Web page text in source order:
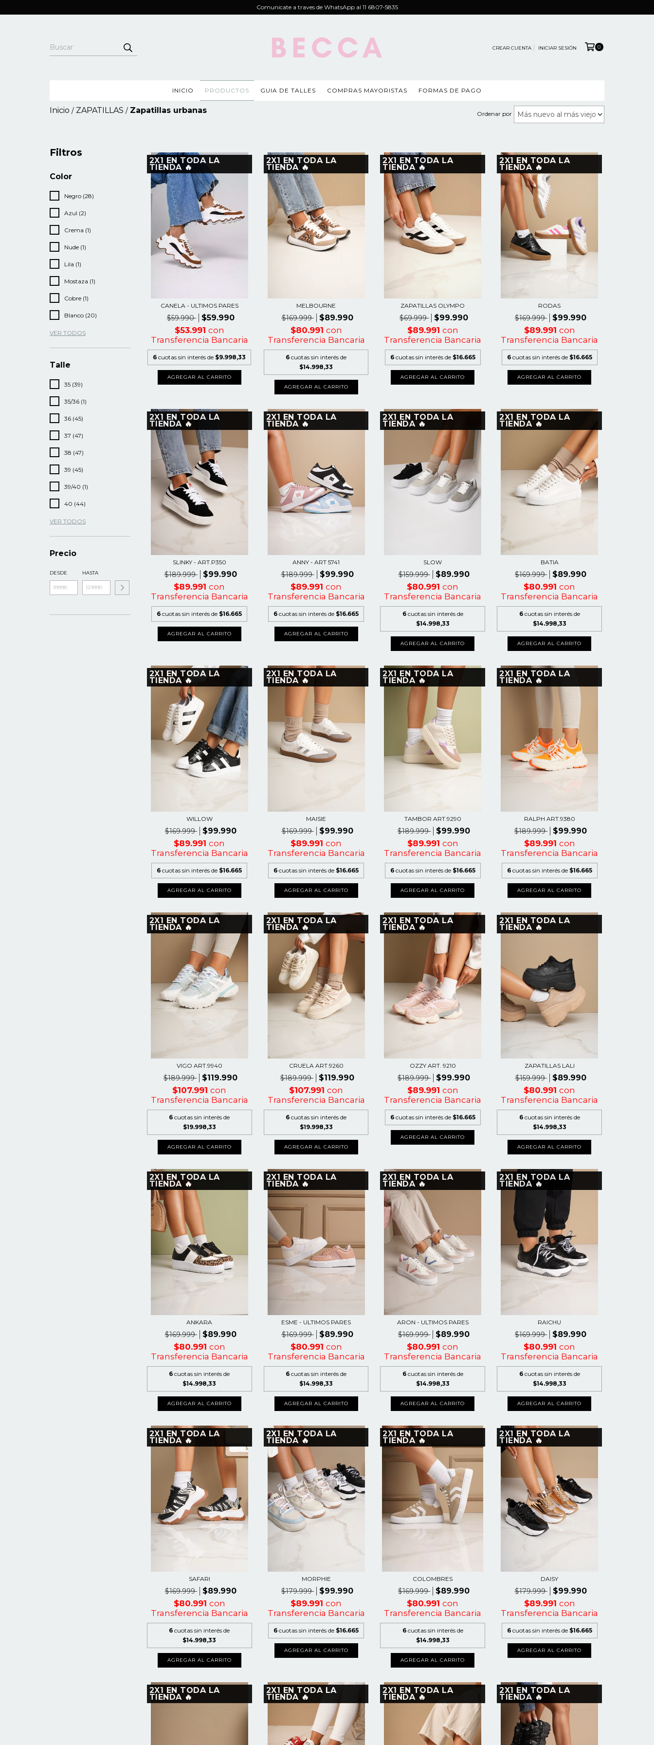
Comunicate a traves de WhatsApp al 11 6807-5835
CREAR CUENTA INICIAR SESIÓN 0
INICIO PRODUCTOS GUIA DE TALLES COMPRAS MAYORISTAS FORMAS DE PAGO
Inicio / ZAPATILLAS / Zapatillas urbanas Ordenar por
Filtros
Color
Negro (28)
Azul (2)
Crema (1)
Nude (1)
Lila (1)
Mostaza (1)
Cobre (1)
Blanco (20)
VER TODOS
Talle
35 (39)
35/36 (1)
36 (45)
37 (47)
38 (47)
39 (45)
39/40 (1)
40 (44)
VER TODOS
Precio
DESDE HASTA
2X1 EN TODA LA
TIENDA 🔥
CANELA - ULTIMOS PARES
$59.990 $59.990
$53.991 con
Transferencia Bancaria
6 cuotas sin interés de $9.998,33
AGREGAR AL CARRITO
2X1 EN TODA LA
TIENDA 🔥
MELBOURNE
$169.999 $89.990
$80.991 con
Transferencia Bancaria
6 cuotas sin interés de
$14.998,33
AGREGAR AL CARRITO
2X1 EN TODA LA
TIENDA 🔥
ZAPATILLAS OLYMPO
$69.999 $99.990
$89.991 con
Transferencia Bancaria
6 cuotas sin interés de $16.665
AGREGAR AL CARRITO
2X1 EN TODA LA
TIENDA 🔥
RODAS
$169.999 $99.990
$89.991 con
Transferencia Bancaria
6 cuotas sin interés de $16.665
AGREGAR AL CARRITO
2X1 EN TODA LA
TIENDA 🔥
SLINKY - ART.P350
$189.999 $99.990
$89.991con
Transferencia Bancaria
6 cuotas sin interés de $16.665
AGREGAR AL CARRITO
2X1 EN TODA LA
TIENDA 🔥
ANNY - ART 5741
$189.999 $99.990
$89.991con
Transferencia Bancaria
6 cuotas sin interés de $16.665
AGREGAR AL CARRITO
2X1 EN TODA LA
TIENDA 🔥
SLOW
$159.999 $89.990
$80.991con
Transferencia Bancaria
6 cuotas sin interés de
$14.998,33
AGREGAR AL CARRITO
2X1 EN TODA LA
TIENDA 🔥
BATIA
$169.999 $89.990
$80.991con
Transferencia Bancaria
6 cuotas sin interés de
$14.998,33
AGREGAR AL CARRITO
2X1 EN TODA LA
TIENDA 🔥
WILLOW
$169.999 $99.990
$89.991con
Transferencia Bancaria
6 cuotas sin interés de $16.665
AGREGAR AL CARRITO
2X1 EN TODA LA
TIENDA 🔥
MAISIE
$169.999 $99.990
$89.991con
Transferencia Bancaria
6 cuotas sin interés de $16.665
AGREGAR AL CARRITO
2X1 EN TODA LA
TIENDA 🔥
TAMBOR ART.9290
$189.999 $99.990
$89.991 con
Transferencia Bancaria
6 cuotas sin interés de $16.665
AGREGAR AL CARRITO
2X1 EN TODA LA
TIENDA 🔥
RALPH ART.9380
$189.999 $99.990
$89.991 con
Transferencia Bancaria
6 cuotas sin interés de $16.665
AGREGAR AL CARRITO
2X1 EN TODA LA
TIENDA 🔥
VIGO ART.9940
$189.999 $119.990
$107.991con
Transferencia Bancaria
6 cuotas sin interés de
$19.998,33
AGREGAR AL CARRITO
2X1 EN TODA LA
TIENDA 🔥
CRUELA ART.9260
$189.999 $119.990
$107.991con
Transferencia Bancaria
6 cuotas sin interés de
$19.998,33
AGREGAR AL CARRITO
2X1 EN TODA LA
TIENDA 🔥
OZZY ART. 9210
$189.999 $99.990
$89.991 con
Transferencia Bancaria
6 cuotas sin interés de $16.665
AGREGAR AL CARRITO
2X1 EN TODA LA
TIENDA 🔥
ZAPATILLAS LALI
$159.999 $89.990
$80.991con
Transferencia Bancaria
6 cuotas sin interés de
$14.998,33
AGREGAR AL CARRITO
2X1 EN TODA LA
TIENDA 🔥
ANKARA
$169.999 $89.990
$80.991 con
Transferencia Bancaria
6 cuotas sin interés de
$14.998,33
AGREGAR AL CARRITO
2X1 EN TODA LA
TIENDA 🔥
ESME - ULTIMOS PARES
$169.999 $89.990
$80.991 con
Transferencia Bancaria
6 cuotas sin interés de
$14.998,33
AGREGAR AL CARRITO
2X1 EN TODA LA
TIENDA 🔥
ARON - ULTIMOS PARES
$169.999 $89.990
$80.991con
Transferencia Bancaria
6 cuotas sin interés de
$14.998,33
AGREGAR AL CARRITO
2X1 EN TODA LA
TIENDA 🔥
RAICHU
$169.999 $89.990
$80.991con
Transferencia Bancaria
6 cuotas sin interés de
$14.998,33
AGREGAR AL CARRITO
2X1 EN TODA LA
TIENDA 🔥
SAFARI
$169.999 $89.990
$80.991 con
Transferencia Bancaria
6 cuotas sin interés de
$14.998,33
AGREGAR AL CARRITO
2X1 EN TODA LA
TIENDA 🔥
MORPHIE
$179.999 $99.990
$89.991con
Transferencia Bancaria
6 cuotas sin interés de $16.665
AGREGAR AL CARRITO
2X1 EN TODA LA
TIENDA 🔥
COLOMBRES
$169.999 $89.990
$80.991con
Transferencia Bancaria
6 cuotas sin interés de
$14.998,33
AGREGAR AL CARRITO
2X1 EN TODA LA
TIENDA 🔥
DAISY
$179.999 $99.990
$89.991 con
Transferencia Bancaria
6 cuotas sin interés de $16.665
AGREGAR AL CARRITO
2X1 EN TODA LA
TIENDA 🔥
2X1 EN TODA LA
TIENDA 🔥
2X1 EN TODA LA
TIENDA 🔥
2X1 EN TODA LA
TIENDA 🔥